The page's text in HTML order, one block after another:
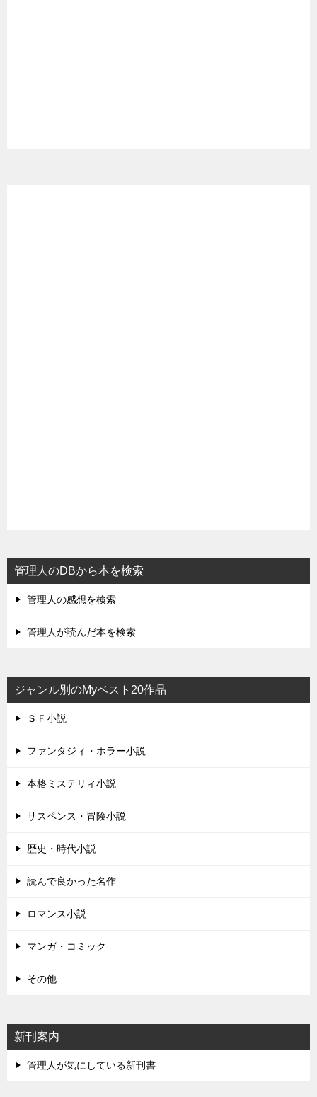
管理人のDBから本を検索
管理人の感想を検索
管理人が読んだ本を検索
ジャンル別のMyベスト20作品
ＳＦ小説
ファンタジィ・ホラー小説
本格ミステリィ小説
サスペンス・冒険小説
歴史・時代小説
読んで良かった名作
ロマンス小説
マンガ・コミック
その他
新刊案内
管理人が気にしている新刊書